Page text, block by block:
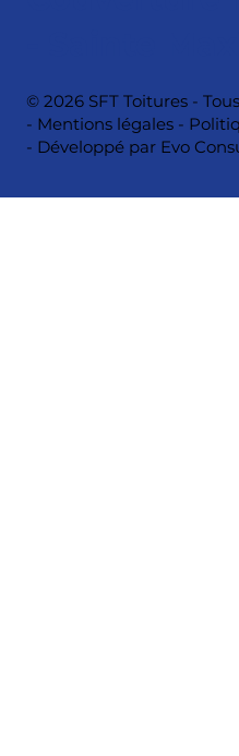
© 2026 SFT Toitures -
- Mentions légales-
- Développé par Evo